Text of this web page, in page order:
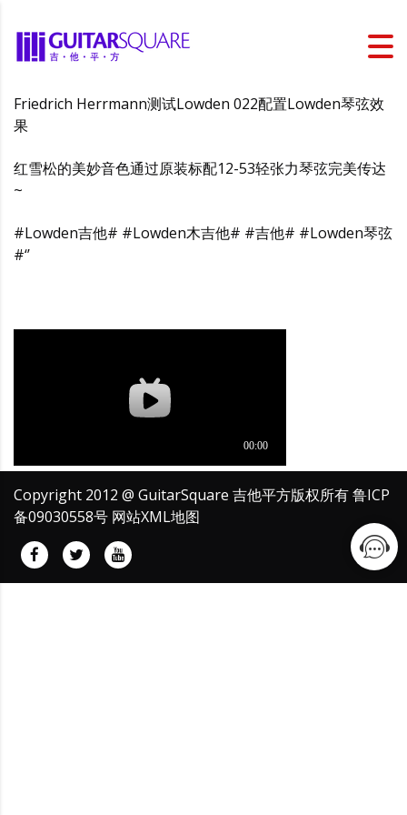
Friedrich Herrmann测试Lowden 022配置Lowden琴弦效
果
红雪松的美妙音色通过原装标配12-53轻张力琴弦完美传达
~
#Lowden吉他# #Lowden木吉他# #吉他# #Lowden琴弦
#‘’
Copyright 2012 @ GuitarSquare 吉他平方版权所有鲁ICP
备09030558号 网站XML地图